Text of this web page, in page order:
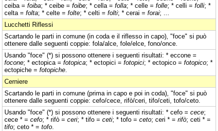
ceiba = foiba; * ceibe = foibe; * cella = folla; * celle = folle; * celli = folli; *
celta = folta; * celte = folte; * celti = folti; * cerai = forai; ...
Lucchetti Riflessi
Scartando le parti in comune (in coda e il riflesso in capo), "foce" si può
ottenere dalle seguenti coppie: fola/alce, fole/elce, fono/once.
Usando "foce" (*) si possono ottenere i seguenti risultati: * eccone =
focone; * ectopica = fotopica; * ectopici = fotopici; * ectopico = fotopico; *
ectopiche = fotopiche
Cerniere
Scartando le parti in comune (prima in capo e poi in coda), "foce" si può
ottenere dalle seguenti coppie: cefo/cece, rifò/ceri, tifo/ceti, tofo/ceto.
Usando "foce" (*) si possono ottenere i seguenti risultati: * cefo = cece;
cece * = cefo; * rifò = ceri; * tifo = ceti; * tofo = ceto; ceri * = rifò; ceti * =
tifo; ceto * = tofo